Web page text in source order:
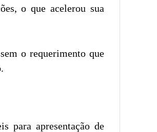
o que acelerou sua
o requerimento que
para apresentação de